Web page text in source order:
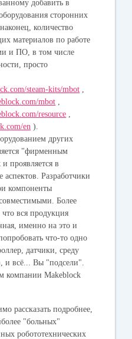
добавить в
сторонних
количество
материалов по работе
и ПО, в том числе
просто
steam-kits/mbot
mbot
resource
en ).
других
"фирменным
проявляется в
аспектов. Разработчики
компоненты
Более
что вся продукция
именно на это и
что-то одно
датчики, среду
и всё... Вы "подсели".
компании Makeblock
рассказать подробнее,
"больных"
робототехнических